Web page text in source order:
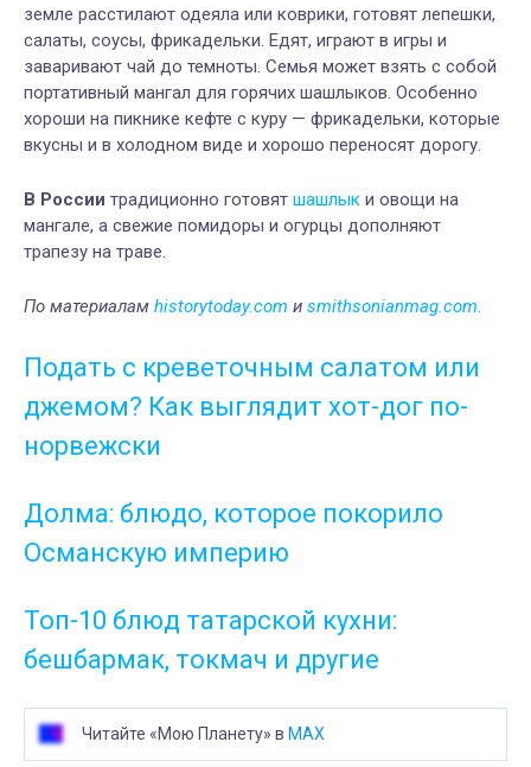
земле расстилают одеяла или коврики, готовят лепешки,
салаты, соусы, фрикадельки. Едят, играют в игры и
заваривают чай до темноты. Семья может взять с собой
портативный мангал для горячих шашлыков. Особенно
хороши на пикнике кефте с куру — фрикадельки, которые
вкусны и в холодном виде и хорошо переносят дорогу.
В России традиционно готовят шашлык и овощи на
мангале, а свежие помидоры и огурцы дополняют
трапезу на траве.
По материалам historytoday.com и smithsonianmag.com.
Подать с креветочным салатом или
джемом? Как выглядит хот-дог по-
норвежски
Долма: блюдо, которое покорило
Османскую империю
Топ-10 блюд татарской кухни:
бешбармак, токмач и другие
Читайте «Мою Планету» в MAX